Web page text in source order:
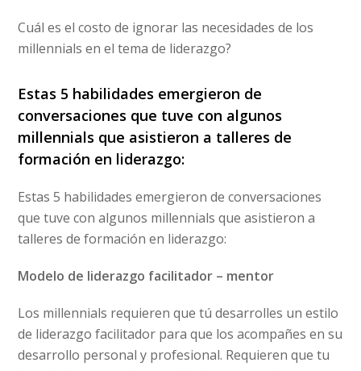
Cuál es el costo de ignorar las necesidades de los
millennials en el tema de liderazgo?
Estas 5 habilidades emergieron de
conversaciones que tuve con algunos
millennials que asistieron a talleres de
formación en liderazgo:
Estas 5 habilidades emergieron de conversaciones
que tuve con algunos millennials que asistieron a
talleres de formación en liderazgo:
Modelo de liderazgo facilitador – mentor
Los millennials requieren que tú desarrolles un estilo
de liderazgo facilitador para que los acompañes en su
desarrollo personal y profesional. Requieren que tu